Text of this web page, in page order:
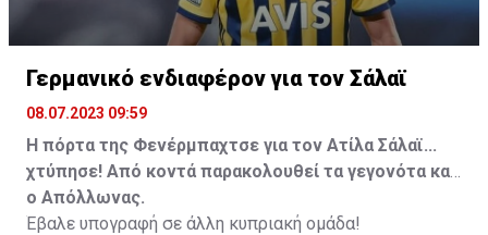
Γερμανικό ενδιαφέρον για τον Σάλαϊ
08.07.2023 09:59
Η πόρτα της Φενέρμπαχτσε για τον Ατίλα Σάλαϊ...
χτύπησε! Από κοντά παρακολουθεί τα γεγονότα και
ο Απόλλωνας.
Έβαλε υπογραφή σε άλλη κυπριακή ομάδα!